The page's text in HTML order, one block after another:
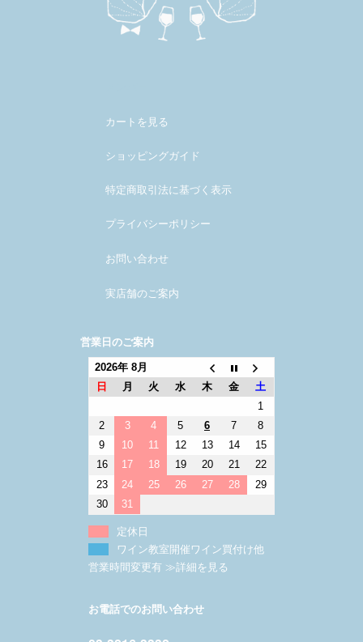
カートを見る
ショッピングガイド
特定商取引法に基づく表示
プライバシーポリシー
お問い合わせ
実店舗のご案内
営業日のご案内
2026年 8月
日
月 火 水 木 金
土
1
2
3 4 5 6 7
8
9
10 11 12 13 14
15
16
17 18 19 20 21
22
23
24 25 26 27 28
29
30
31
定休日
ワイン教室開催ワイン買付け他
営業時間変更有 ≫詳細を見る
お電話でのお問い合わせ